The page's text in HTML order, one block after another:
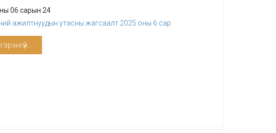
06 сарын 24
ажилтнуудын утасны жагсаалт 2025 оны 6 сар